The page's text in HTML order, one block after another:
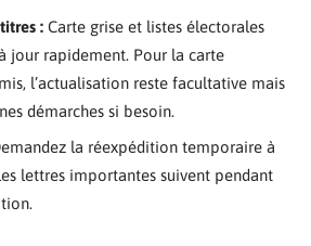
: Carte grise et listes électorales
jour rapidement. Pour la carte
l’actualisation reste facultative mais
démarches si besoin.
la réexpédition temporaire à
lettres importantes suivent pendant